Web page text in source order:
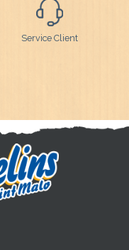
Service Client